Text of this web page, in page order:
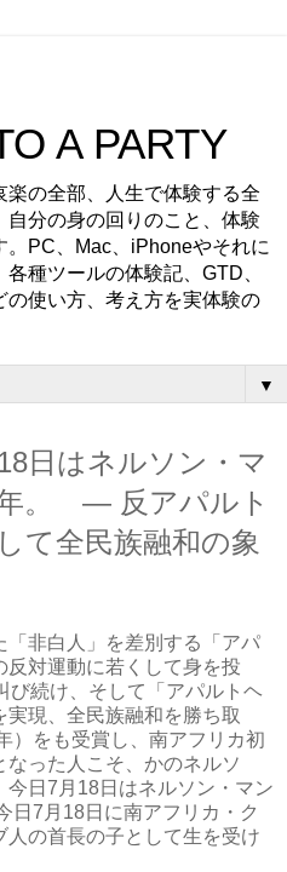
A PARTY
の全部、人生で体験する全
分の身の回りのこと、体験
。PC、Mac、iPhoneやそれに
種ツールの体験記、GTD、
の使い方、考え方を実体験の
▼
日はネルソン・マ
。 — 反アパルト
て全民族融和の象
非白人」を差別する「アパ
反対運動に若くして身を投
び続け、そして「アパルトヘ
現、全民族融和を勝ち取
）をも受賞し、南アフリカ初
った人こそ、かのネルソ
今日7月18日はネルソン・マン
日7月18日に南アフリカ・ク
人の首長の子として生を受け